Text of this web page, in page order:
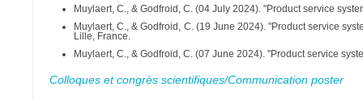
Muylaert, C., & Godfroid, C. (04 July 2024). "Product service
Muylaert, C., & Godfroid, C. (19 June 2024). "Product service
Lille, France.
Muylaert, C., & Godfroid, C. (07 June 2024). "Product service
Colloques et congrès scientifiques/Communication poster